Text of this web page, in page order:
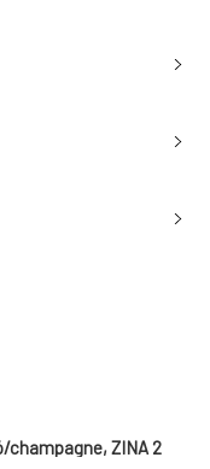
champagne, ZINA 2